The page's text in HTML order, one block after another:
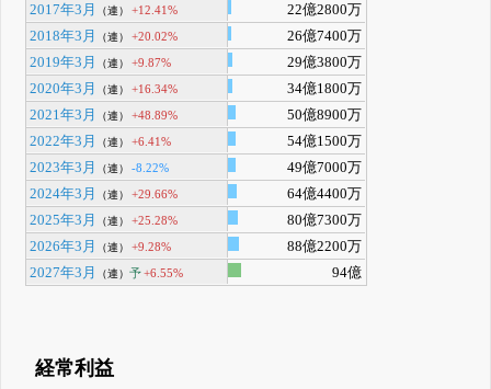
2017年3月
（連） +12.41%
22億2800万
2018年3月
（連） +20.02%
26億7400万
2019年3月
（連） +9.87%
29億3800万
2020年3月
（連） +16.34%
34億1800万
2021年3月
（連） +48.89%
50億8900万
2022年3月
（連） +6.41%
54億1500万
2023年3月
（連） -8.22%
49億7000万
2024年3月
（連） +29.66%
64億4400万
2025年3月
（連） +25.28%
80億7300万
2026年3月
（連） +9.28%
88億2200万
2027年3月
（連）予+6.55% 94億
経常利益